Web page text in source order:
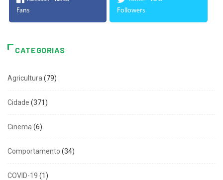
Fans Followers
CATEGORIAS
Agricultura (79)
Cidade (371)
Cinema (6)
Comportamento (34)
COVID-19 (1)